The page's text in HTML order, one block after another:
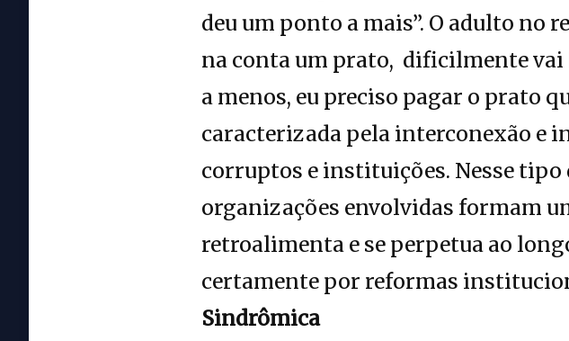
deu um ponto a mais”. O adulto no
na conta um prato, dificilmente vai
a menos, eu preciso pagar o prato
caracterizada pela interconexão e
corruptos e instituições. Nesse tipo
organizações envolvidas formam
retroalimenta e se perpetua ao
certamente por reformas
Sindrômica